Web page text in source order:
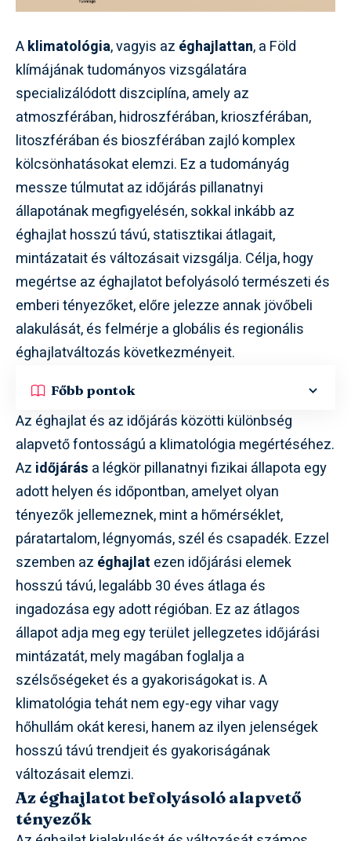
Aklimatológia, vagyis az éghajlattan, a Föld
klímájának tudományos vizsgálatára
specializálódott diszciplína, amely az
atmoszférában, hidroszférában, krioszférában,
litoszférában és bioszférában zajló komplex
kölcsönhatásokat elemzi. Ez a tudományág
messze túlmutat az időjárás pillanatnyi
állapotának megfigyelésén, sokkal inkább az
éghajlat hosszú távú, statisztikai átlagait,
mintázatait és változásait vizsgálja. Célja, hogy
megértse az éghajlatot befolyásoló természeti és
emberi tényezőket, előre jelezze annak jövőbeli
alakulását, és felmérje a globális és regionális
éghajlatváltozás következményeit.
Főbb pontok
Az éghajlat és az időjárás közötti különbség
alapvető fontosságú a klimatológia megértéséhez.
Az időjárás a légkör pillanatnyi fizikai állapota egy
adott helyen és időpontban, amelyet olyan
tényezők jellemeznek, mint a hőmérséklet,
páratartalom, légnyomás, szél és csapadék. Ezzel
szemben az éghajlat ezen időjárási elemek
hosszú távú, legalább 30 éves átlaga és
ingadozása egy adott régióban. Ez az átlagos
állapot adja meg egy terület jellegzetes időjárási
mintázatát, mely magában foglalja a
szélsőségeket és a gyakoriságokat is. A
klimatológia tehát nem egy-egy vihar vagy
hőhullám okát keresi, hanem az ilyen jelenségek
hosszú távú trendjeit és gyakoriságának
változásait elemzi.
Az éghajlatot befolyásoló alapvető
tényezők